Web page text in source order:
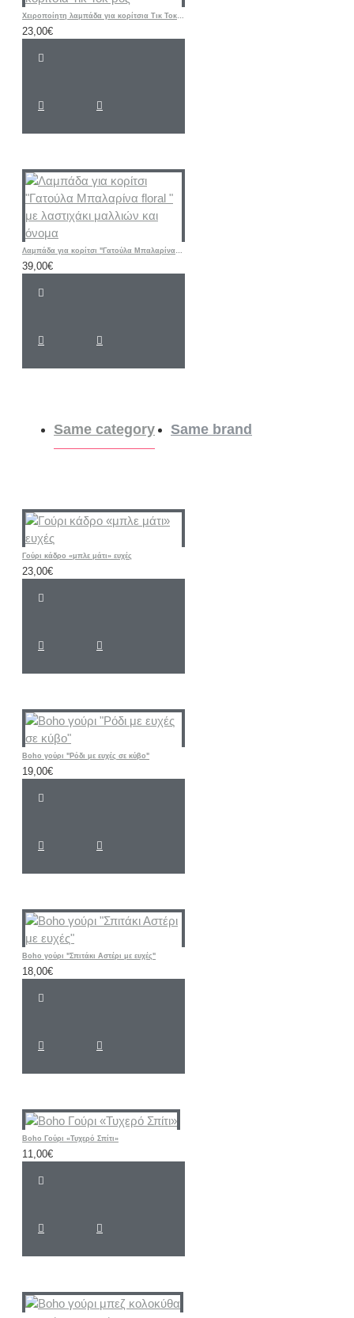
Χειροποίητη λαμπάδα για κορίτσια Τικ Τοκ ροζ
23,00€
Λαμπάδα για κορίτσι "Γατούλα Μπαλαρίνα floral " με λαστιχάκι μαλλιών και όνομα
39,00€
Same category Same brand
Γούρι κάδρο «μπλε μάτι» ευχές
23,00€
Boho γούρι "Ρόδι με ευχές σε κύβο"
19,00€
Boho γούρι "Σπιτάκι Αστέρι με ευχές"
18,00€
Boho Γούρι «Τυχερό Σπίτι»
11,00€